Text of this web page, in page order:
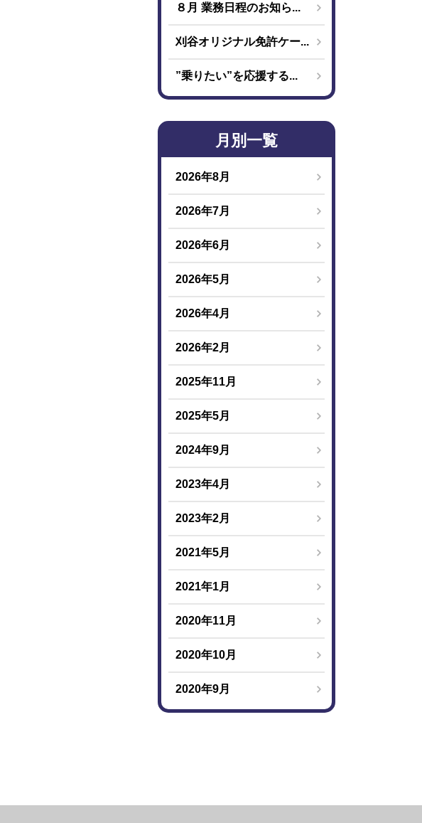
８月 業務日程のお知ら...
刈谷オリジナル免許ケー...
”乗りたい”を応援する...
月別一覧
2026年8月
2026年7月
2026年6月
2026年5月
2026年4月
2026年2月
2025年11月
2025年5月
2024年9月
2023年4月
2023年2月
2021年5月
2021年1月
2020年11月
2020年10月
2020年9月